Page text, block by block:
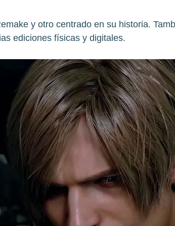
y otro centrado en su historia.
ediciones físicas y digitales.